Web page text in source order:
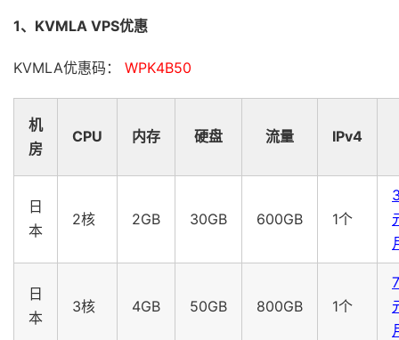
1、KVMLA VPS优惠
KVMLA优惠码： WPK4B50
机
房
CPU 内存 硬盘 流量 IPv4
日
本
2核 2GB 30GB 600GB 1个
日
本
3核 4GB 50GB 800GB 1个